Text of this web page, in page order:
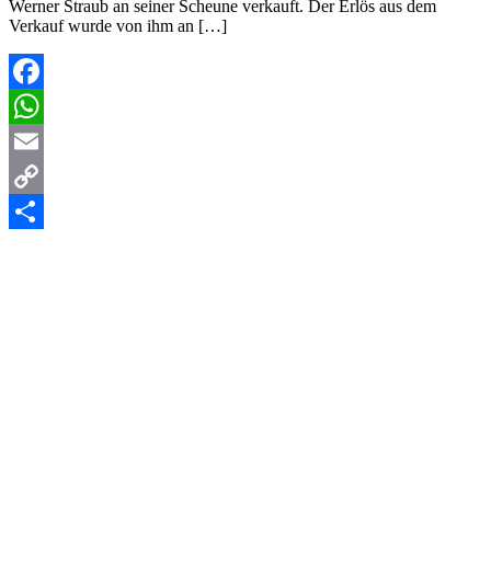
Werner Straub an seiner Scheune verkauft. Der Erlös aus dem
Verkauf wurde von ihm an […]
Facebook
WhatsApp
Email
Copy